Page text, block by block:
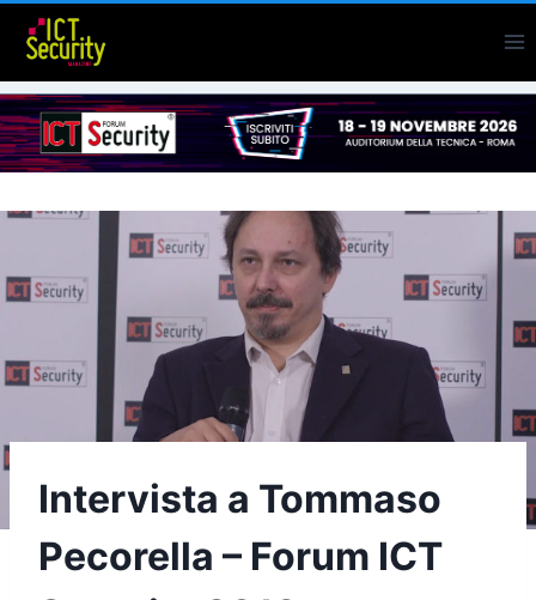
Salta
contenuto
Intervista a Tommaso
Pecorella – Forum ICT